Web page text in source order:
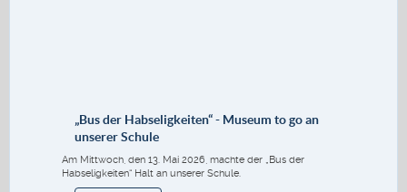
„Bus der Habseligkeiten“ - Museum to go an
unserer Schule
Am Mittwoch, den 13. Mai 2026, machte der „Bus der
Habseligkeiten“ Halt an unserer Schule.